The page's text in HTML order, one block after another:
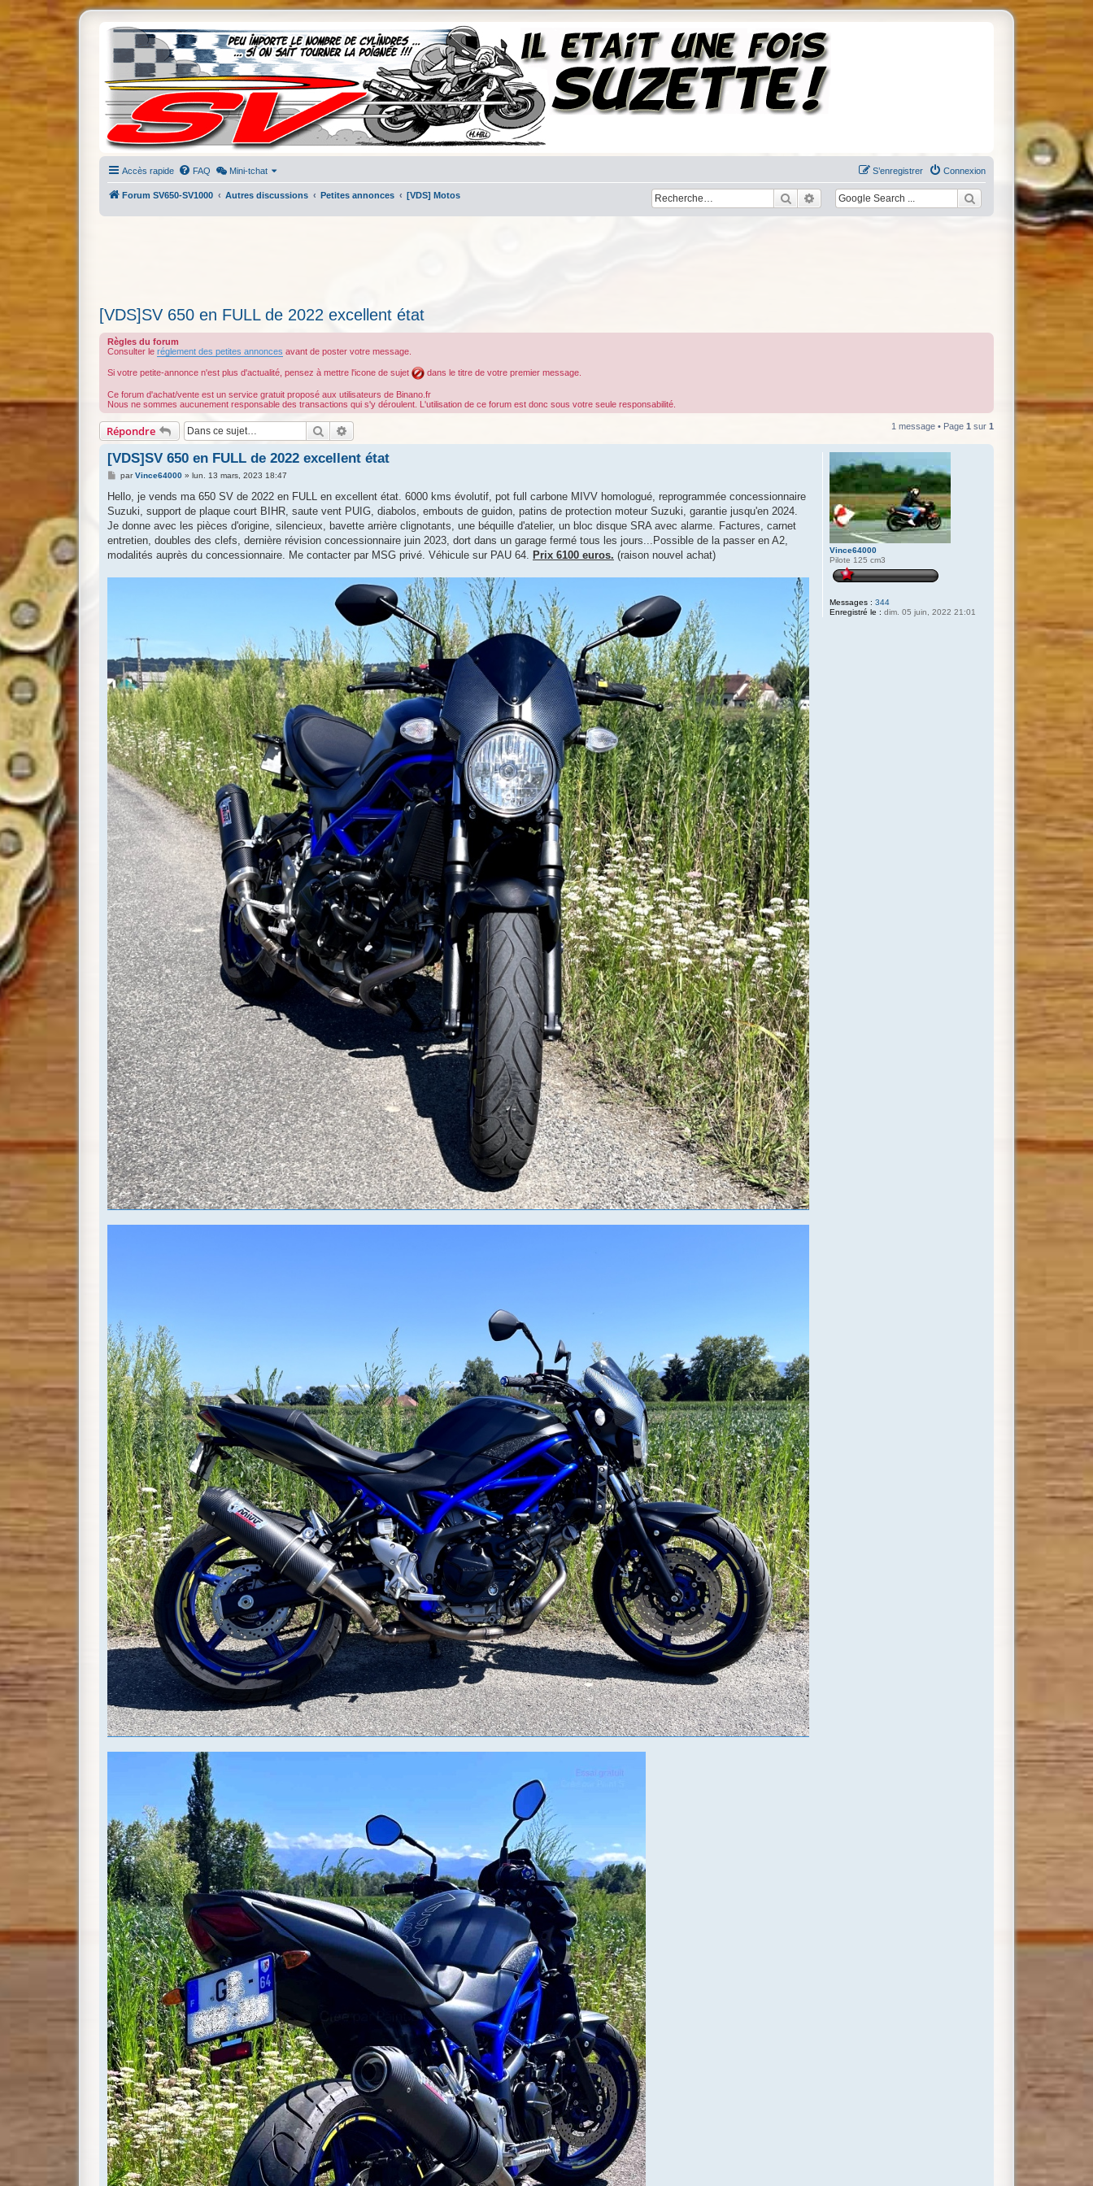
Accès rapide FAQ Mini-tchat Connexion
S’enregistrer
Forum SV650-SV1000 Autres discussions Petites annonces [VDS] Motos RechercherRecherche avancée
[VDS]SV 650 en FULL de 2022 excellent état
Règles du forum
Consulter le réglement des petites annonces avant de poster votre message.
Si votre petite-annonce n'est plus d'actualité, pensez à mettre l'icone de sujet dans le titre de votre premier message.
Ce forum d'achat/vente est un service gratuit proposé aux utilisateurs de Binano.fr
Nous ne sommes aucunement responsable des transactions qui s'y déroulent. L'utilisation de ce forum est donc sous votre seule responsabilité.
Répondre Rechercher 1 message • Page 1 sur 1
Vince64000
Pilote 125 cm3
Messages : 344
Enregistré le : dim. 05 juin, 2022 21:01
[VDS]SV 650 en FULL de 2022 excellent état
M
s
a
g
parVince64000» lun. 13 mars, 2023 18:47
Hello, je vends ma 650 SV de 2022 en FULL en excellent état. 6000 kms évolutif, pot full carbone MIVV homologué, reprogrammée concessionnaire
Suzuki, support de plaque court BIHR, saute vent PUIG, diabolos, embouts de guidon, patins de protection moteur Suzuki, garantie jusqu'en 2024.
Je donne avec les pièces d'origine, silencieux, bavette arrière clignotants, une béquille d'atelier, un bloc disque SRA avec alarme. Factures, carnet
entretien, doubles des clefs, dernière révision concessionnaire juin 2023, dort dans un garage fermé tous les jours...Possible de la passer en A2,
modalités auprès du concessionnaire. Me contacter par MSG privé. Véhicule sur PAU 64. Prix 6100 euros. (raison nouvel achat)